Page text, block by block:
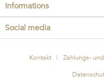
Informations
Social media
Kontakt Zahlungs-